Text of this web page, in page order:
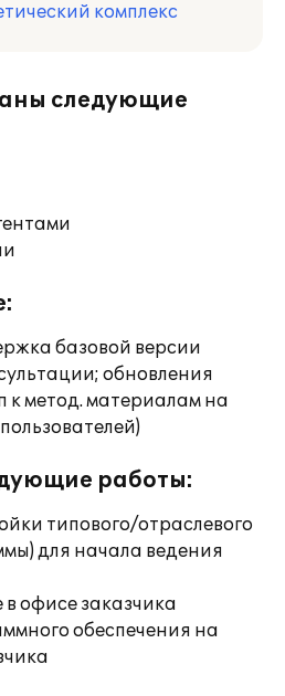
комплекс
следующие
базовой версии
обновления
к метод. материалам на
работы:
типового/отраслевого
для начала ведения
офисе заказчика
обеспечения на